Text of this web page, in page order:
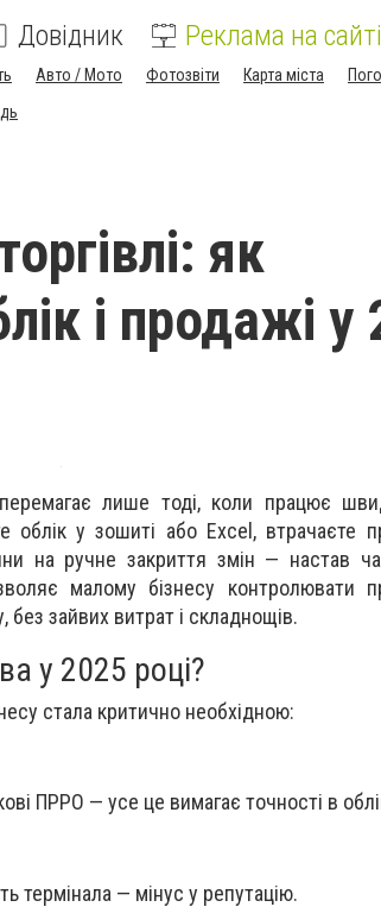
Довідник Реклама на сайті
Авто / Мото Фотозвіти Карта міста
як
і продажі у
лише тоді, коли працює
у зошиті або Excel, втрачаєте
на ручне закриття змін — настав
малому бізнесу контролювати
без зайвих витрат і складнощів.
у 2025 році?
стала критично необхідною:
ПРРО — усе це вимагає точності в
термінала — мінус у репутацію.